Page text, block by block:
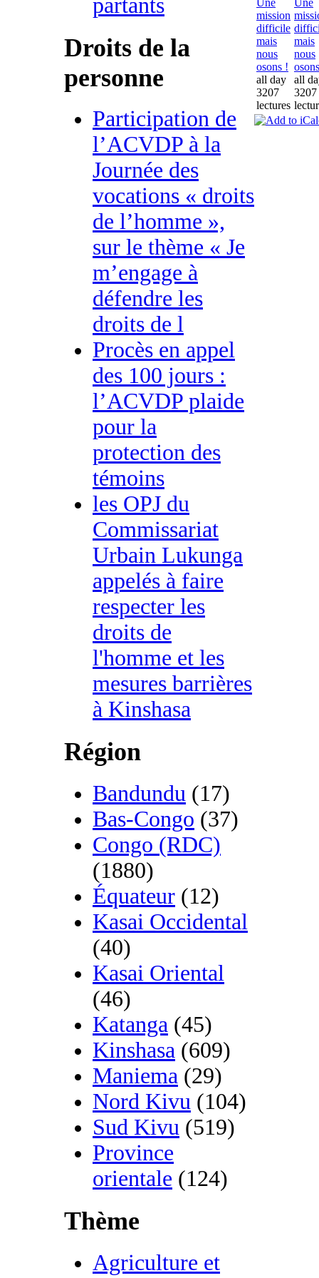
partants
Droits de la
personne
Participation de
l’ACVDP à la
Journée des
vocations « droits
de l’homme »,
sur le thème « Je
m’engage à
défendre les
droits de l
Procès en appel
des 100 jours :
l’ACVDP plaide
pour la
protection des
témoins
les OPJ du
Commissariat
Urbain Lukunga
appelés à faire
respecter les
droits de
l'homme et les
mesures barrières
à Kinshasa
Région
Bandundu (17)
Bas-Congo (37)
Congo (RDC)
(1880)
Équateur (12)
Kasai Occidental
(40)
Kasai Oriental
(46)
Katanga (45)
Kinshasa (609)
Maniema (29)
Nord Kivu (104)
Sud Kivu (519)
Province
orientale (124)
Thème
Agriculture et
mission
difficile
mais
nous
osons !
all day
3207
lectures
mais
nous
all
3207